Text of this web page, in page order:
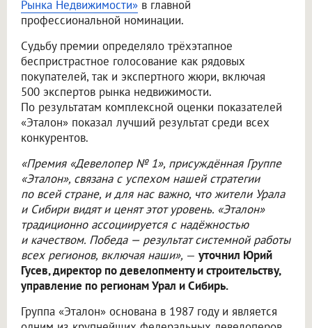
Рынка Недвижимости» в главной
профессиональной номинации.
Судьбу премии определяло трёхэтапное
беспристрастное голосование как рядовых
покупателей, так и экспертного жюри, включая
500 экспертов рынка недвижимости.
По результатам комплексной оценки показателей
«Эталон» показал лучший результат среди всех
конкурентов.
«Премия «Девелопер № 1», присуждённая Группе
«Эталон», связана с успехом нашей стратегии
по всей стране, и для нас важно, что жители Урала
и Сибири видят и ценят этот уровень. «Эталон»
традиционно ассоциируется с надёжностью
и качеством. Победа — результат системной работы
всех регионов, включая наши», — уточнил Юрий
Гусев, директор по девелопменту и строительству,
управление по регионам Урал и Сибирь.
Группа «Эталон» основана в 1987 году и является